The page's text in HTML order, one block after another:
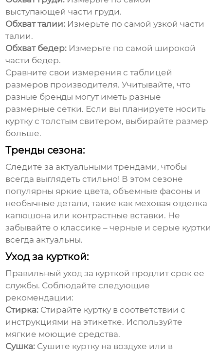
выступающей части груди.
Обхват талии: Измерьте по самой узкой части
талии.
Обхват бедер: Измерьте по самой широкой
части бедер.
Сравните свои измерения с таблицей
размеров производителя. Учитывайте, что
разные бренды могут иметь разные
размерные сетки. Если вы планируете носить
куртку с толстым свитером, выбирайте размер
больше.
Тренды сезона:
Следите за актуальными трендами, чтобы
всегда выглядеть стильно! В этом сезоне
популярны яркие цвета, объемные фасоны и
необычные детали, такие как меховая отделка
капюшона или контрастные вставки. Не
забывайте о классике – черные и серые куртки
всегда актуальны.
Уход за курткой:
Правильный уход за курткой продлит срок ее
службы. Соблюдайте следующие
рекомендации:
Стирка: Стирайте куртку в соответствии с
инструкциями на этикетке. Используйте
мягкие моющие средства.
Сушка: Сушите куртку на воздухе или в